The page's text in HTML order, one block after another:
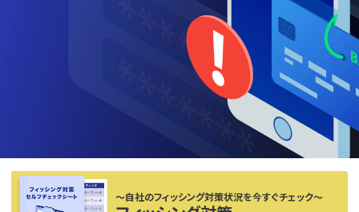
〜自社のフィッシング対策状況を今すぐチェック〜